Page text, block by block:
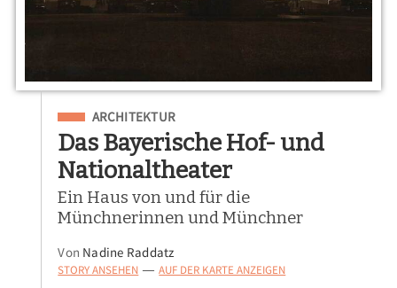
Eingeordnet unter
ARCHITEKTUR
Das Bayerische Hof- und
Nationaltheater
Ein Haus von und für die
Münchnerinnen und Münchner
Von Nadine Raddatz
STORY ANSEHEN — AUF DER KARTE ANZEIGEN